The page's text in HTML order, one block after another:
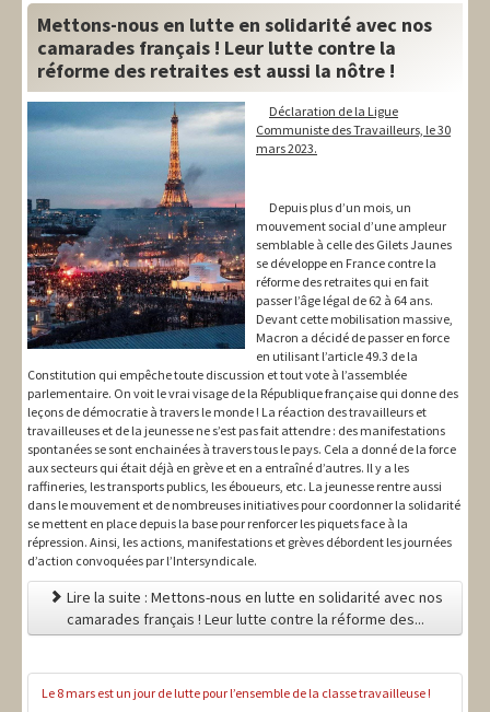
Mettons-nous en lutte en solidarité avec nos
camarades français ! Leur lutte contre la
réforme des retraites est aussi la nôtre !
Déclaration de la Ligue
Communiste des Travailleurs, le 30
mars 2023.
Depuis plus d’un mois, un
mouvement social d’une ampleur
semblable à celle des Gilets Jaunes
se développe en France contre la
réforme des retraites qui en fait
passer l’âge légal de 62 à 64 ans.
Devant cette mobilisation massive,
Macron a décidé de passer en force
en utilisant l’article 49.3 de la
Constitution qui empêche toute discussion et tout vote à l’assemblée
parlementaire. On voit le vrai visage de la République française qui donne des
leçons de démocratie à travers le monde ! La réaction des travailleurs et
travailleuses et de la jeunesse ne s’est pas fait attendre : des manifestations
spontanées se sont enchainées à travers tous le pays. Cela a donné de la force
aux secteurs qui était déjà en grève et en a entraîné d’autres. Il y a les
raffineries, les transports publics, les éboueurs, etc. La jeunesse rentre aussi
dans le mouvement et de nombreuses initiatives pour coordonner la solidarité
se mettent en place depuis la base pour renforcer les piquets face à la
répression. Ainsi, les actions, manifestations et grèves débordent les journées
d’action convoquées par l’Intersyndicale.
Lire la suite : Mettons-nous en lutte en solidarité avec nos
camarades français ! Leur lutte contre la réforme des...
Le 8 mars est un jour de lutte pour l’ensemble de la classe travailleuse !